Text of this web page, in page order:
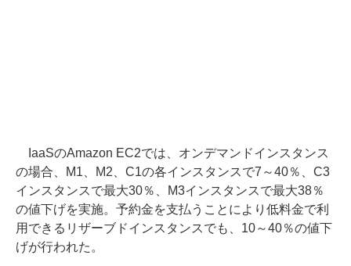
IaaSのAmazon EC2では、オンデマンドインスタンス
の場合、M1、M2、C1の各インスタンスで7～40％、C3
インスタンスで最大30％、M3インスタンスで最大38％
の値下げを実施。予約金を支払うことにより低料金で利
用できるリザーブドインスタンスでも、10～40％の値下
げが行われた。